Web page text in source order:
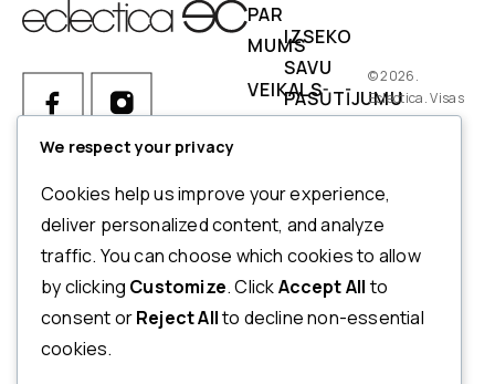
Ja Jums ir kādi jautājumi par
pasūtījumu, produktiem vai
mūsu pakalpojumiem,
lūdzu, sazinieties ar mūsu
klientu apkalpošanas
dienestu.
PAR
MUMS
VEIKALS
IZSEKO
SAVU
PASŪTĪJUMU
NORĒĶINI
ATMAKSAS
UN
ATGRIEŠANAS
© 2026.
Eclectica. Visas
tiesības
We respect your privacy
Cookies help us improve your experience,
deliver personalized content, and analyze
traffic. You can choose which cookies to allow
by clicking Customize. ClickAccept Allto
consent orReject Allto decline non-essential
cookies.